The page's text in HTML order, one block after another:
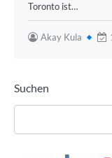
Toronto ist…
Akay Kula
Suchen